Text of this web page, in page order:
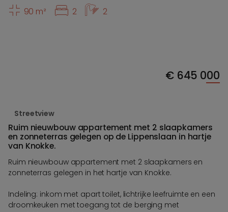
90 m² 2 2
€645 000
Streetview
Ruim nieuwbouw appartement met 2 slaapkamers
en zonneterras gelegen op de Lippenslaan in hartje
van Knokke.
Ruim nieuwbouw appartement met 2 slaapkamers en
zonneterras gelegen in het hartje van Knokke.
Indeling: inkom met apart toilet, lichtrijke leefruimte en een
droomkeuken met toegang tot de berging met